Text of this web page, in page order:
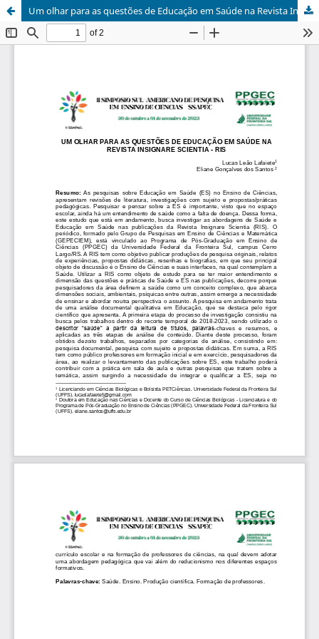
Um olhar para as questões de Educação em Saúde na Revista Insignare Scientia - RIS